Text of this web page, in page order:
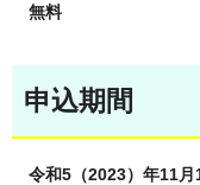
無料
申込期間
令和5（2023）年11月